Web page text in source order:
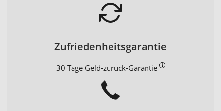
Zufriedenheitsgarantie
30 Tage Geld-zurück-Garantie